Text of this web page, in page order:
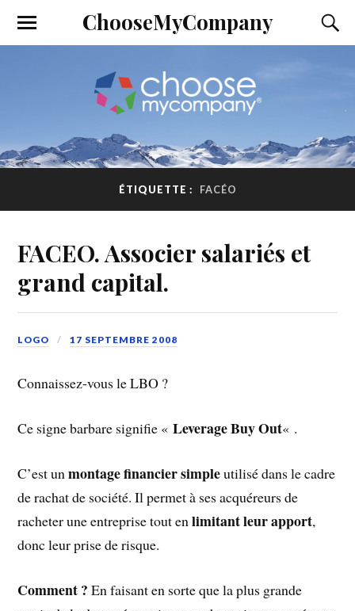
ChooseMyCompany
ÉTIQUETTE : FACÉO
FACEO. Associer salariés et
grand capital.
LOGO 17 SEPTEMBRE 2008
Connaissez-vous le LBO ?
Ce signe barbare signifie «Leverage Buy Out« .
C’est unmontage financier simpleutilisé dans le cadre
de rachat de société. Il permet à ses acquéreurs de
racheter une entreprise tout enlimitant leur apport,
donc leur prise de risque.
Comment ? En faisant en sorte que la plus grande